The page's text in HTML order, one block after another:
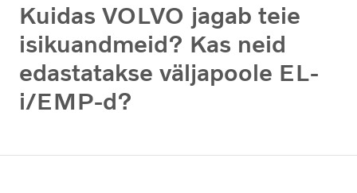
Kuidas VOLVO jagab teie
isikuandmeid? Kas neid
edastatakse väljapoole EL-
i/EMP-d?